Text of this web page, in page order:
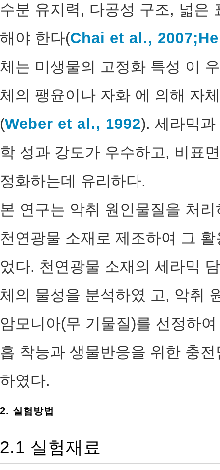
수분 유지력, 다공성 구조, 넓은
해야 한다(Chai et al., 2007;
체는 미생물의 고정화 특성 이
체의 팽윤이나 자화 에 의해 자
(Weber et al., 1992). 세라믹
학 성과 강도가 우수하고, 비표
정화하는데 유리하다.
본 연구는 악취 원인물질을 처
천연광물 소재로 제조하여 그
었다. 천연광물 소재의 세라믹
체의 물성을 분석하였 고, 악취
암모니아(무 기물질)를 선정하
흡 착능과 생물반응을 위한 충
하였다.
2. 실험방법
2.1 실험재료